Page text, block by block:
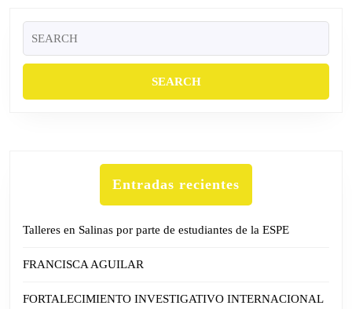
for:
Entradas recientes
Talleres en Salinas por parte de estudiantes de la ESPE
FRANCISCA AGUILAR
FORTALECIMIENTO INVESTIGATIVO INTERNACIONAL